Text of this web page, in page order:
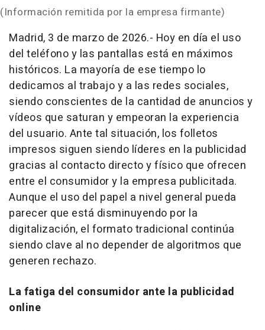
(Información remitida por la empresa firmante)
Madrid, 3 de marzo de 2026.- Hoy en día el uso
del teléfono y las pantallas está en máximos
históricos. La mayoría de ese tiempo lo
dedicamos al trabajo y a las redes sociales,
siendo conscientes de la cantidad de anuncios y
vídeos que saturan y empeoran la experiencia
del usuario. Ante tal situación, los folletos
impresos siguen siendo líderes en la publicidad
gracias al contacto directo y físico que ofrecen
entre el consumidor y la empresa publicitada.
Aunque el uso del papel a nivel general pueda
parecer que está disminuyendo por la
digitalización, el formato tradicional continúa
siendo clave al no depender de algoritmos que
generen rechazo.
La fatiga del consumidor ante la publicidad
online